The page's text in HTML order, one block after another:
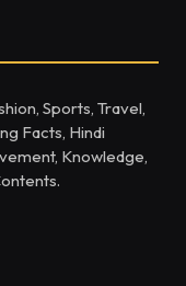
Sports, Travel,
Facts, Hindi
Knowledge,